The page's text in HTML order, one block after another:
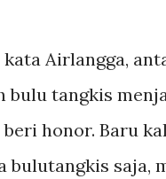
Airlangga,
bulu tangkis
honor. Baru
bulutangkis saja,